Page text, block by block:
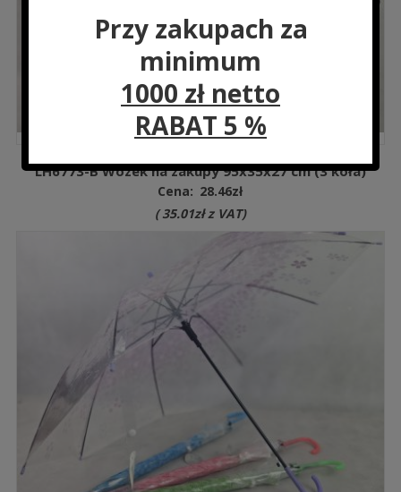
LH6773-B Wózek na zakupy 95x35x27 cm (3 koła)
Cena: 28.46zł
( 35.01złz VAT)
Przy zakupach za
minimum
1000 zł netto
RABAT 5 %